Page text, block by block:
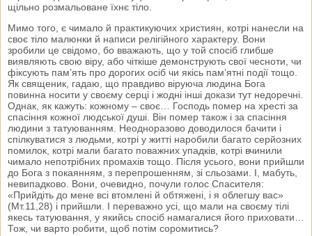
щільно розмальоване їхнє тіло.
Мимо того, є чимало й практикуючих християн, котрі нанесли на
своє тіло малюнки й написи релігійного характеру. Вони
зробили це свідомо, бо вважають, що у той спосіб глибше
виявляють свою віру, або чіткіше демонструють свої чесноти, чи
фіксують пам’ять про дорогих осіб чи якісь пам’ятні події тощо.
Як священик, гадаю, що правдиво віруюча людина Бога
повинна носити у своєму серці і жодні інші докази тут недоречні.
Однак, як кажуть: кожному – своє… Господь помер на хресті за
спасіння кожної людської душі. Він помер також і за спасіння
людини з татуюванням. Неодноразово доводилося бачити і
спілкуватися з людьми, котрі у житті наробили багато серйозних
помилок, котрі мали багато поважних упадків, котрі вчинили
чимало непотрібних промахів тощо. Після усього, вони прийшли
до Бога з покаянням, з перепрошенням, зі сльозами. І, мабуть,
невипадково. Вони, очевидно, почули голос Спасителя:
«Прийдіть до мене всі втомлені й обтяжені, і я облегшу вас»
(Мт.11,28) і прийшли. І переважно усі, що мали на своєму тілі
якесь татуювання, у якийсь спосіб намагалися його приховати…
Тож, чи варто робити, щоб потім соромитись?